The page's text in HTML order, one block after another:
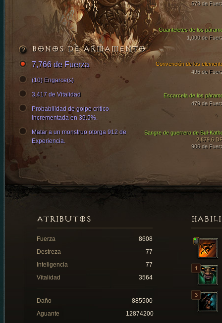
573 de
Guanteletes de los
1,000 de
Escarcela de los
479 de
Sangre de guerrero de Bul-
2,879.6
906 de
Convención de los
496 de
BONOS DE ARMAMENTO
7,766 de Fuerza
(10) Engarce(s)
3,417 de Vitalidad
Probabilidad de golpe crítico
incrementada en 39.5%.
Matar a un monstruo otorga 912 de
Experiencia.
ATRIBUTOS
Fuerza
8608
Destreza
77
Inteligencia
77
Vitalidad
3564
Daño
885500
Aguante
12874200